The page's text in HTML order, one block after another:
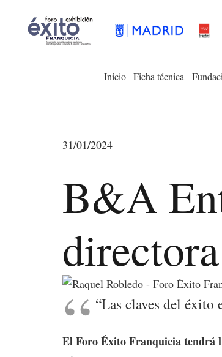
Inicio Ficha técnica
31/01/2024
B&A
“Las claves del éxito
El Foro Éxito Franquicia tendrá